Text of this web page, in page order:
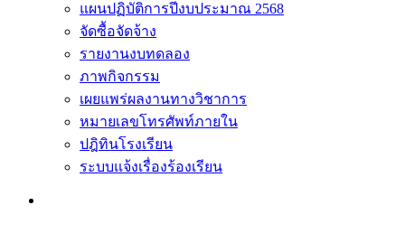
แผนปฏิบัติการปีงบประมาณ 2568
จัดซื้อจัดจ้าง
รายงานงบทดลอง
ภาพกิจกรรม
เผยแพร่ผลงานทางวิชาการ
หมายเลขโทรศัพท์ภายใน
ปฎิทินโรงเรียน
ระบบแจ้งเรื่องร้องเรียน